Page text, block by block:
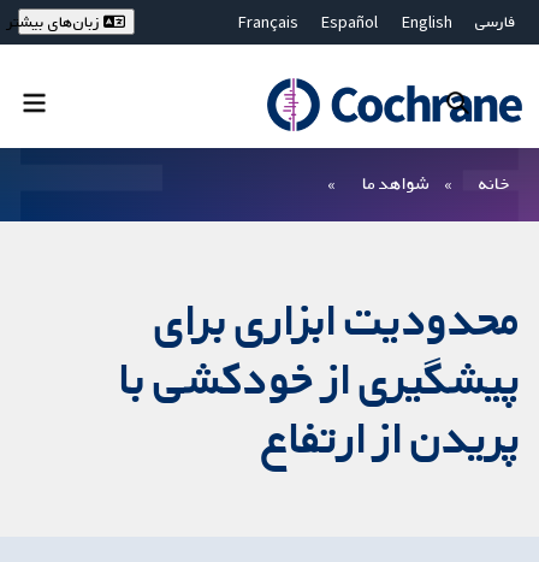
فارسی English
Español
Français
Bahasa Malaysia
ไทย
繁體中文
زبان‌های بیشتر
خانه شواهد ما
محدودیت ابزاری برای
پیشگیری از خودکشی با
پریدن از ارتفاع